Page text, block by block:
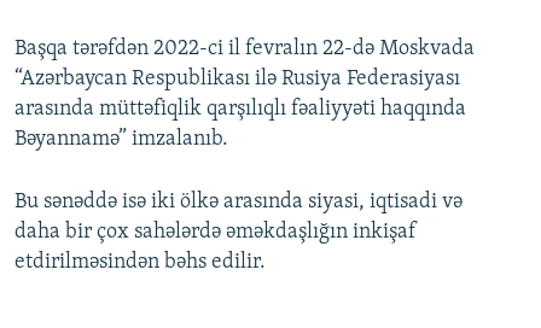
Başqa tərəfdən 2022-ci il fevralın 22-də Moskvada
“Azərbaycan Respublikası ilə Rusiya Federasiyası
arasında müttəfiqlik qarşılıqlı fəaliyyəti haqqında
Bəyannamə” imzalanıb.
Bu sənəddə isə iki ölkə arasında siyasi, iqtisadi və
daha bir çox sahələrdə əməkdaşlığın inkişaf
etdirilməsindən bəhs edilir.